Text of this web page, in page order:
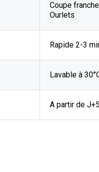
Coupe franche
Ourlets
Rapide 2-3
Lavable à
A partir de